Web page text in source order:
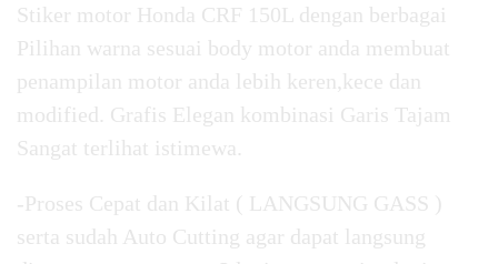
Stiker motor Honda CRF 150L dengan berbagai
Pilihan warna sesuai body motor anda membuat
penampilan motor anda lebih keren,kece dan
modified. Grafis Elegan kombinasi Garis Tajam
Sangat terlihat istimewa.
-Proses Cepat dan Kilat ( LANGSUNG GASS )
serta sudah Auto Cutting agar dapat langsung